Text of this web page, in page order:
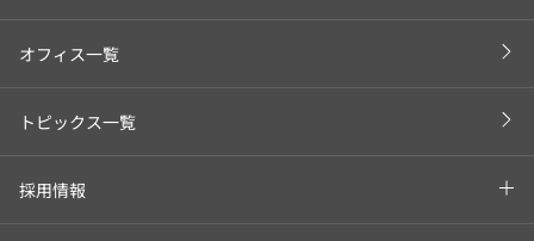
オフィス一覧
トピックス一覧
採用情報